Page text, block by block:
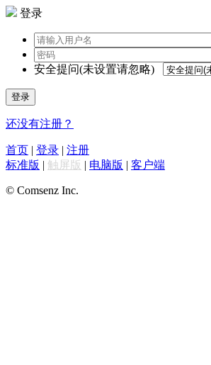
登录
安全提问(未设置请忽略)
登录
还没有注册？
首页 | 登录 | 注册
标准版 | 触屏版 | 电脑版 | 客户端
© Comsenz Inc.